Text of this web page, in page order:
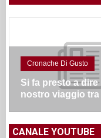
Cronache Di Gusto
Si fa presto a dire
nostro viaggio tra
CANALE YOUTUBE